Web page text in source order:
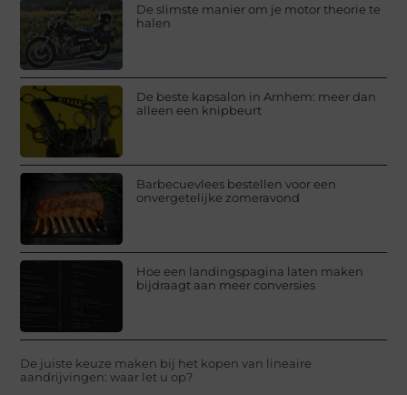
De slimste manier om je motor theorie te
halen
De beste kapsalon in Arnhem: meer dan
alleen een knipbeurt
Barbecuevlees bestellen voor een
onvergetelijke zomeravond
Hoe een landingspagina laten maken
bijdraagt aan meer conversies
De juiste keuze maken bij het kopen van lineaire
aandrijvingen: waar let u op?